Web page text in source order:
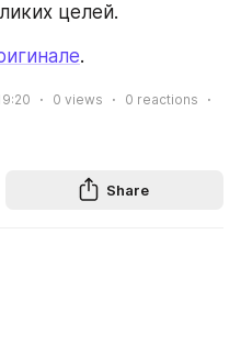
целей.
.
0 views 0 reactions
Share